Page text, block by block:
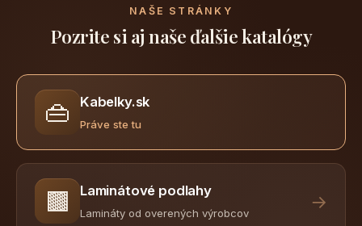
NAŠE STRÁNKY
Pozrite si aj naše ďalšie katalógy
👜 Kabelky.sk
Práve ste tu
🟫 Laminátové podlahy
Lamináty od overených výrobcov
→